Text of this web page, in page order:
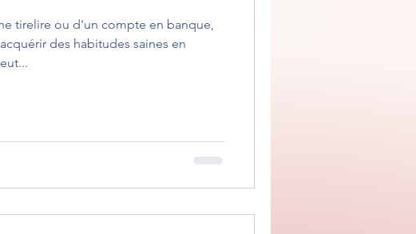
tirelire ou d'un compte en banque,
des habitudes saines en